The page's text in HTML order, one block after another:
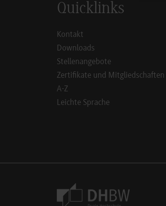
Quicklinks
Kontakt
Downloads
Stellenangebote
Zertifikate und Mitgliedschaften
A-Z
Leichte Sprache